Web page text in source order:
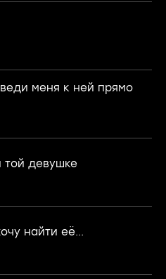
меня к ней прямо
той девушке
найти её...